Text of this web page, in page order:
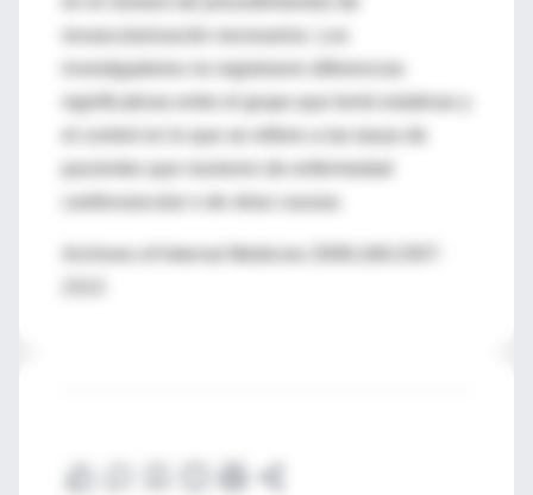
investigadores no registraron diferencias
significativas entre el grupo que tomó estatinas y